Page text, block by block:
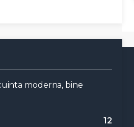
moderna, bine
12